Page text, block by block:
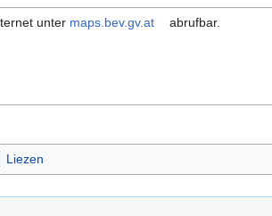
unter maps.bev.gv.at abrufbar.
Liezen